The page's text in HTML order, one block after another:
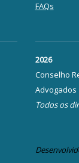
FAQs
2026
Conselho
Advogados
Todos os